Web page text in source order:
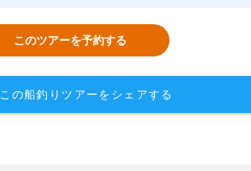
このツアーを予約する
この船釣りツアーをシェアする